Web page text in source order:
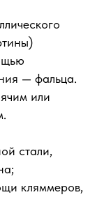
— фальца.
или
стали,
кляммеров,